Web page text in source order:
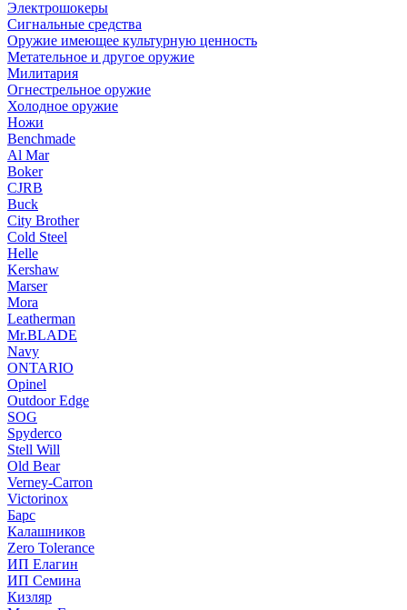
Электрошокеры
Сигнальные средства
Оружие имеющее культурную ценность
Метательное и другое оружие
Милитария
Огнестрельное оружие
Холодное оружие
Ножи
Benchmade
Al Mar
Boker
CJRB
Buck
City Brother
Cold Steel
Helle
Kershaw
Marser
Mora
Leatherman
Mr.BLADE
Navy
ONTARIO
Opinel
Outdoor Edge
SOG
Spyderco
Stell Will
Old Bear
Verney-Carron
Victorinox
Барс
Калашников
Zero Tolerance
ИП Елагин
ИП Семина
Кизляр